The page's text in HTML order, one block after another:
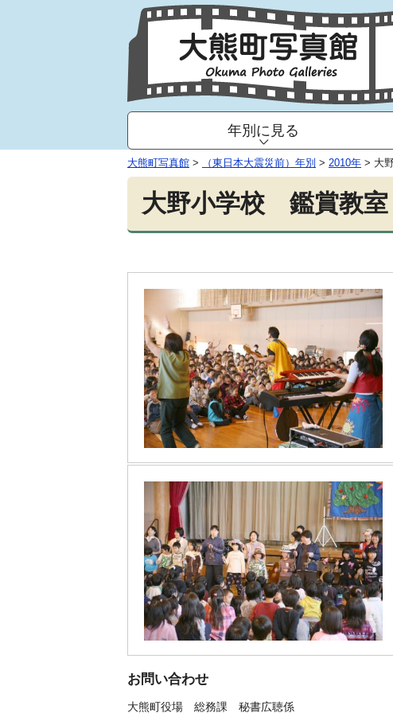
年別に見る
大熊町写真館 > （東日本大震災前）年別 > 2010年 > 大
大野小学校 鑑賞教室
お問い合わせ
大熊町役場 総務課 秘書広聴係